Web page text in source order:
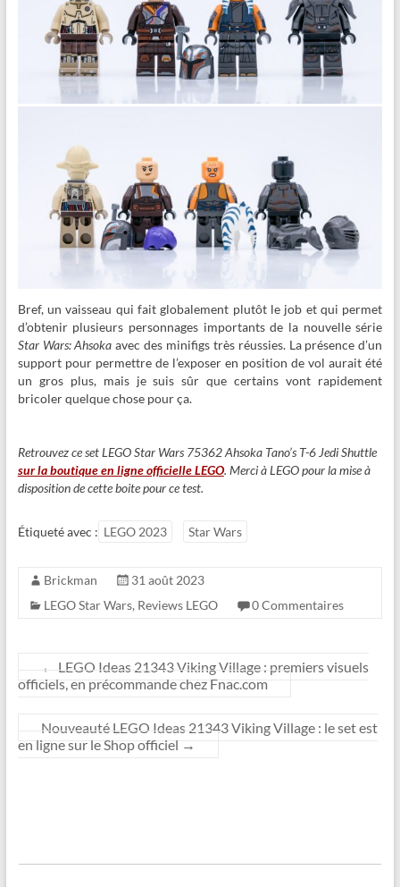
Bref, un vaisseau qui fait globalement plutôt le job et qui permet
d’obtenir plusieurs personnages importants de la nouvelle série
Star Wars: Ahsoka avec des minifigs très réussies. La présence d’un
support pour permettre de l’exposer en position de vol aurait été
un gros plus, mais je suis sûr que certains vont rapidement
bricoler quelque chose pour ça.
Retrouvez ce set LEGO Star Wars 75362 Ahsoka Tano’s T-6 Jedi Shuttle
sur la boutique en ligne officielle LEGO. Merci à LEGO pour la mise à
disposition de cette boite pour ce test.
Étiqueté avec : LEGO 2023 Star Wars
Brickman
31 août 2023
LEGO Star Wars, Reviews LEGO 0 Commentaires
←
LEGO Ideas 21343 Viking Village : premiers visuels
officiels, en précommande chez Fnac.com
Nouveauté LEGO Ideas 21343 Viking Village : le set est
en ligne sur le Shop officiel →